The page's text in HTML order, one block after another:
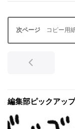
コピー用
編集部ピックアップ